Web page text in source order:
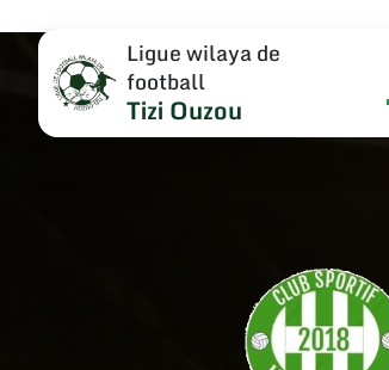
Ligue wilaya de
football
Tizi Ouzou